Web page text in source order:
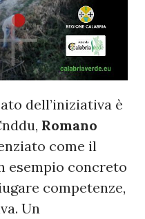
dell’iniziativa è
Romano
come il
esempio concreto
competenze,
Un